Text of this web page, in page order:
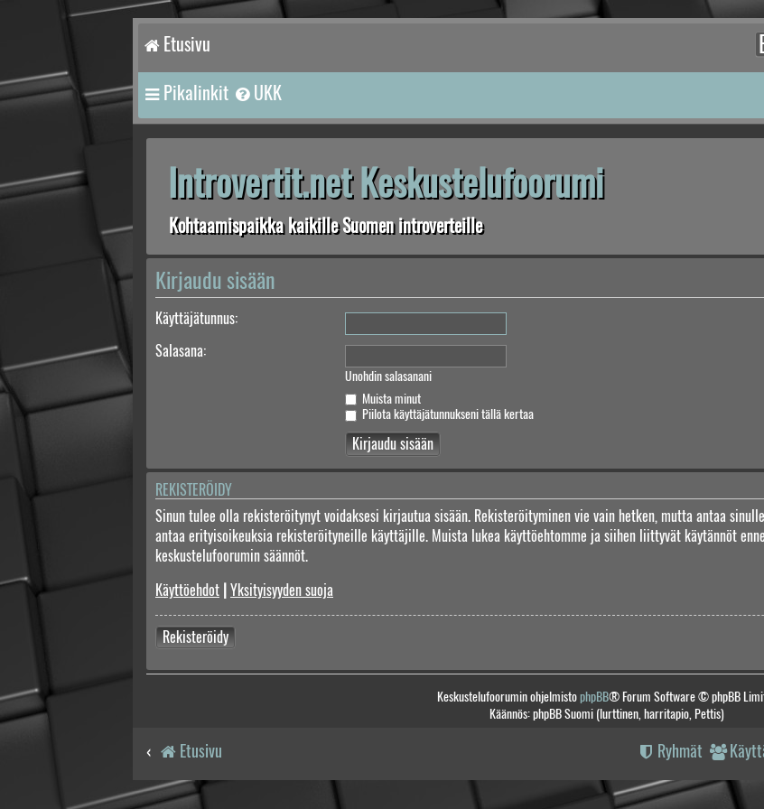
Etusivu
Pikalinkit UKK
Introvertit.net Keskustelufoorumi
Kohtaamispaikka kaikille Suomen introverteille
Kirjaudu sisään
Käyttäjätunnus:
Salasana:
Unohdin salasanani
Muista minut
Piilota käyttäjätunnukseni tällä kertaa
REKISTERÖIDY
Sinun tulee olla rekisteröitynyt voidaksesi kirjautua sisään. Rekisteröityminen vie vain hetken, mutta antaa
antaa erityisoikeuksia rekisteröityneille käyttäjille. Muista lukea käyttöehtomme ja siihen liittyvät käytännöt
keskustelufoorumin säännöt.
Käyttöehdot | Yksityisyyden suoja
Rekisteröidy
Keskustelufoorumin ohjelmistophpBB® Forum Software © phpBB
Käännös: phpBB Suomi (lurttinen, harritapio, Pettis)
Etusivu Ryhmät